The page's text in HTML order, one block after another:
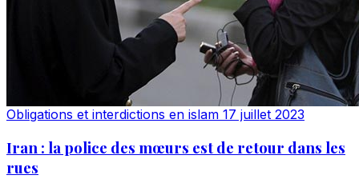
Obligations et interdictions en islam 17 juillet 2023
Iran : la police des mœurs est de retour dans les
rues